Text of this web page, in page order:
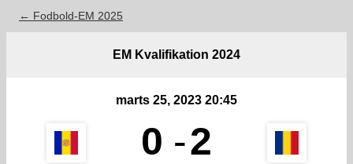
← Fodbold-EM 2025
EM Kvalifikation 2024
marts 25, 2023 20:45
0 -2